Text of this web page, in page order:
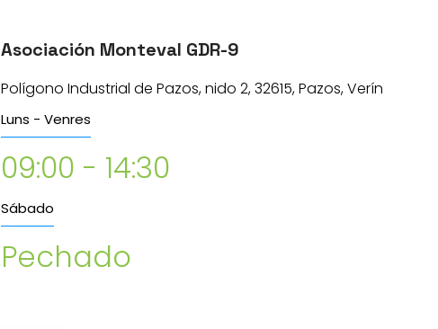
Asociación Monteval GDR-9
Polígono Industrial de Pazos, nido 2, 32615, Pazos, Verín
Luns - Venres
09:00 - 14:30
Sábado
Pechado